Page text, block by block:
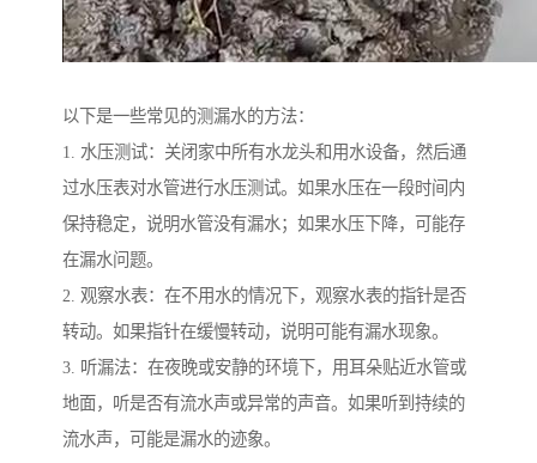
以下是一些常见的测漏水的方法：
1. 水压测试：关闭家中所有水龙头和用水设备，然后通
过水压表对水管进行水压测试。如果水压在一段时间内
保持稳定，说明水管没有漏水；如果水压下降，可能存
在漏水问题。
2. 观察水表：在不用水的情况下，观察水表的指针是否
转动。如果指针在缓慢转动，说明可能有漏水现象。
3. 听漏法：在夜晚或安静的环境下，用耳朵贴近水管或
地面，听是否有流水声或异常的声音。如果听到持续的
流水声，可能是漏水的迹象。